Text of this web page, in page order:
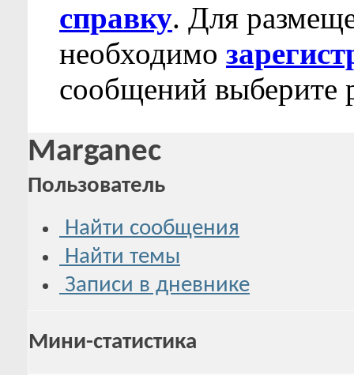
справку. Для
необходимо
сообщений выберите
Marganec
Пользователь
Найти сообщения
Найти темы
Записи в дневнике
Мини-статистика